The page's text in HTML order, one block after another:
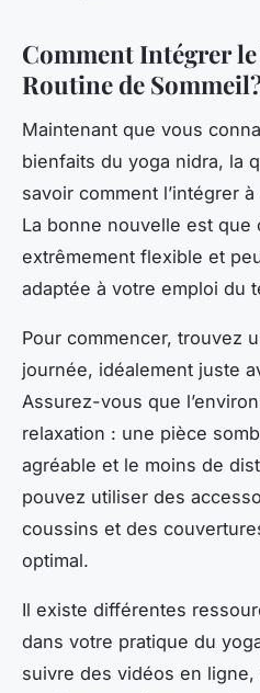
Comment Intégrer
Routine de
Maintenant que vous
bienfaits du yoga nidra, la
savoir comment l’intégrer
La bonne nouvelle est que
extrêmement flexible et
adaptée à votre emploi du
Pour commencer, trouvez
journée, idéalement juste
Assurez-vous que
relaxation : une pièce
agréable et le moins de
pouvez utiliser des
coussins et des
optimal.
Il existe différentes
dans votre pratique du
suivre des vidéos en ligne,